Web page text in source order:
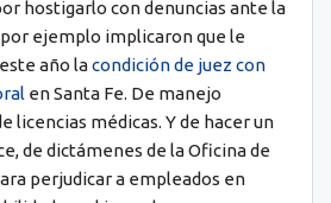
hostigarlo con denuncias ante la
ejemplo implicaron que le
año lacondición de juez con
en Santa Fe. De manejo
licencias médicas. Y de hacer un
de dictámenes de la Oficina de
perjudicar a empleados en